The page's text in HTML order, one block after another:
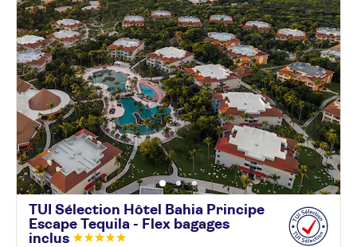
TUI Sélection Hôtel Bahia Principe
Escape Tequila - Flex bagages
inclus